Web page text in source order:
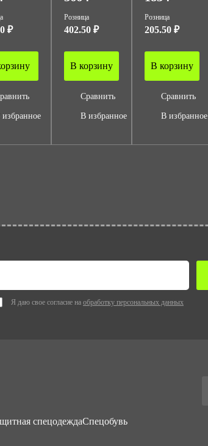
₽
Розница
402.50 ₽
В корзину
Сравнить
В избранное
Розница
205.50 ₽
В корзину
Сравнить
В избранное
Я даю свое согласие на обработку персональных данных
спецодеждаСпецобувь